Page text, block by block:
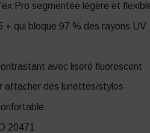
Pro segmentée légère et
+ qui bloque 97 % des rayons UV
avec liseré fluorescent
attacher des lunettes/stylos
20471